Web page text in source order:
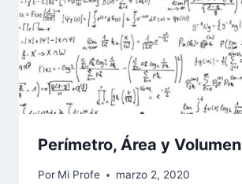
Perímetro, Área y Volumen
Por Mi Profe marzo 2, 2020